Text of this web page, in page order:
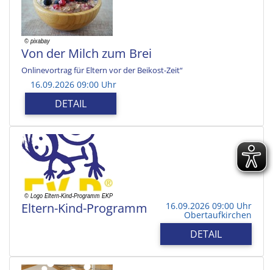
Von der Milch zum Brei
Onlinevortrag für Eltern vor der Beikost-Zeit“
16.09.2026 09:00 Uhr
DETAIL
Eltern-Kind-Programm 16.09.2026 09:00 Uhr
Obertaufkirchen
DETAIL